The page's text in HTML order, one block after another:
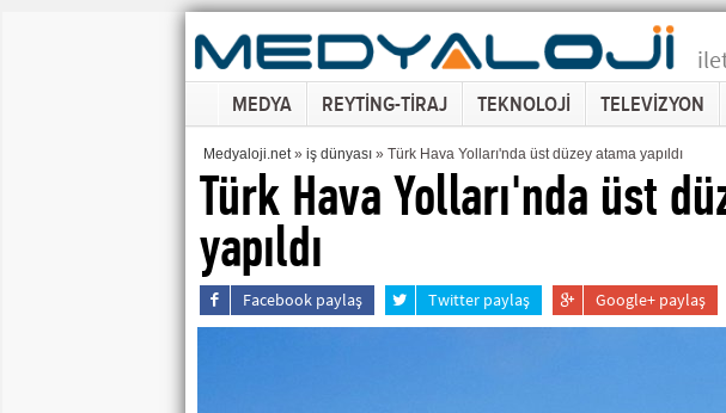
MEDYA REYTİNG-TİRAJ TEKNOLOJİ TELEVİZYON
Türk Hava Yolları'nda üst
yapıldı
Medyaloji.net» iş dünyası» Türk Hava Yolları'nda üst düzey atama yapıldı
Facebook paylaş Twitter paylaş Google+ paylaş